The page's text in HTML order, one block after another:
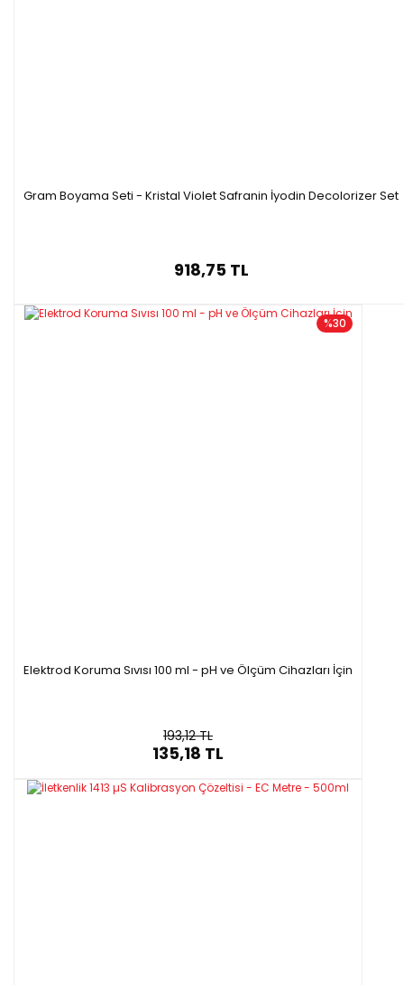
Gram Boyama Seti - Kristal Violet Safranin İyodin Decolorizer Set
918,75 TL
%30
Elektrod Koruma Sıvısı 100 ml - pH ve Ölçüm Cihazları İçin
193,12 TL
135,18 TL